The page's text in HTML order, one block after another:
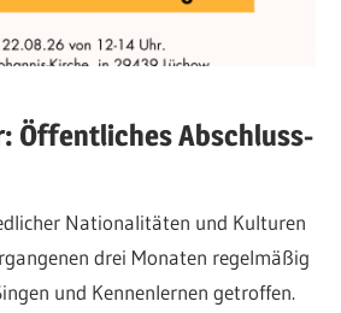
Öffentliches Abschluss-
Nationalitäten und Kulturen
drei Monaten regelmäßig
und Kennenlernen getroffen.